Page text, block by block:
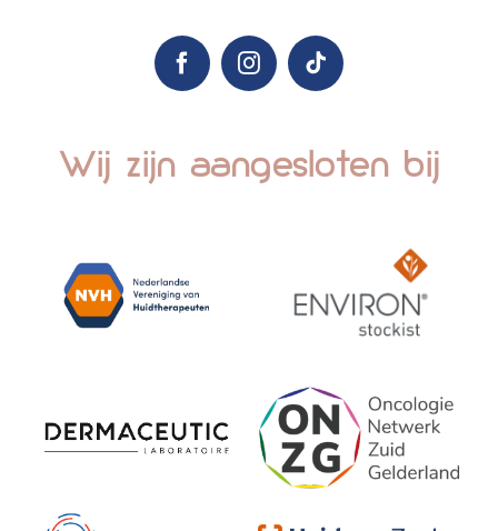
Wij zijn aangesloten bij